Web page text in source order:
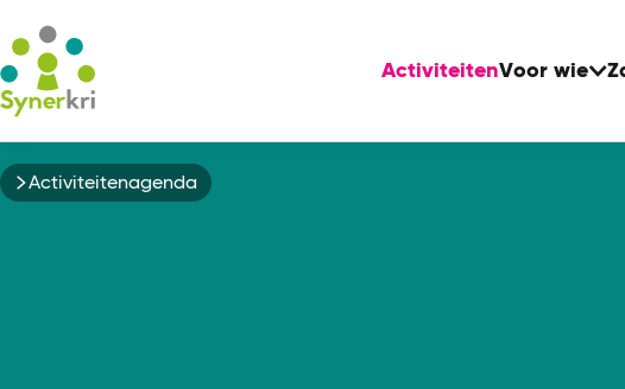
ActiviteitenVoor wie
Kruimelpad
Activiteitenagenda